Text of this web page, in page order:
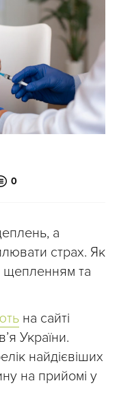
0
а
страх. Як
щепленням та
на сайті
України.
найдієвіших
на прийомі у